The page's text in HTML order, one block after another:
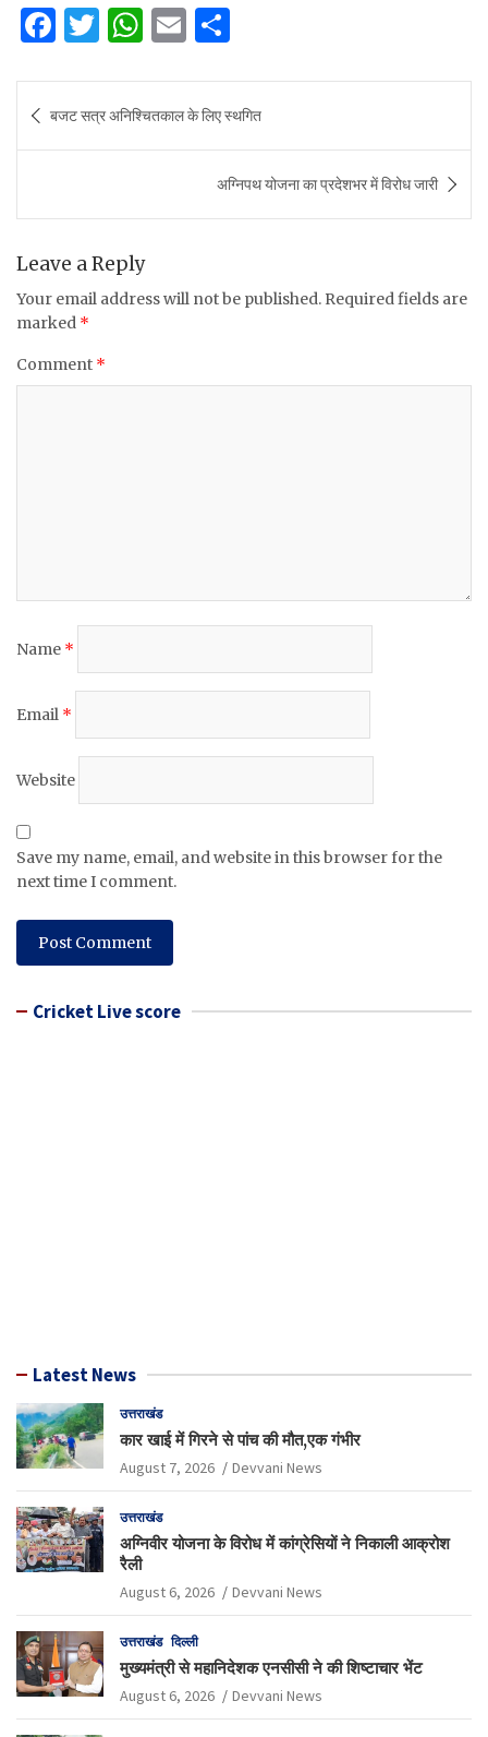
F
c
e
b
o
k
T
it
te
r
W
at
s
A
p
E
ai
l
ar
e
navigation
बजट सत्र अनिश्चितकाल के लिए स्थगित
अग्निपथ योजना का प्रदेशभर में विरोध जारी
Leave a Reply
Your email address will not be published. Required fields are
marked *
Comment *
Name *
Email *
Website
Save my name, email, and website in this browser for the
next time I comment.
Cricket Live score
Latest News
उत्तराखंड
कार खाई में गिरने से पांच की मौत,एक गंभीर
August 7, 2026 Devvani News
उत्तराखंड
अग्निवीर योजना के विरोध में कांग्रेसियों ने निकाली आक्रोश
रैली
August 6, 2026 Devvani News
उत्तराखंड दिल्ली
मुख्यमंत्री से महानिदेशक एनसीसी ने की शिष्टाचार भेंट
August 6, 2026 Devvani News